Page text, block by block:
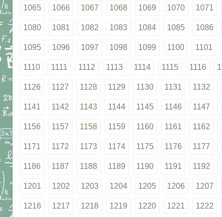
1065 1066 1067 1068 1069 1070 1071
1080 1081 1082 1083 1084 1085 1086
1095 1096 1097 1098 1099 1100 1101
1110 1111 1112 1113 1114 1115 1116
1126 1127 1128 1129 1130 1131 1132
1141 1142 1143 1144 1145 1146 1147
1156 1157 1158 1159 1160 1161 1162
1171 1172 1173 1174 1175 1176 1177
1186 1187 1188 1189 1190 1191 1192
1201 1202 1203 1204 1205 1206 1207
1216 1217 1218 1219 1220 1221 1222